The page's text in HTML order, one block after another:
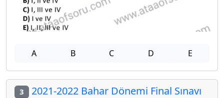
A B C D E
3 2021-2022 Bahar Dönemi Final Sınavı